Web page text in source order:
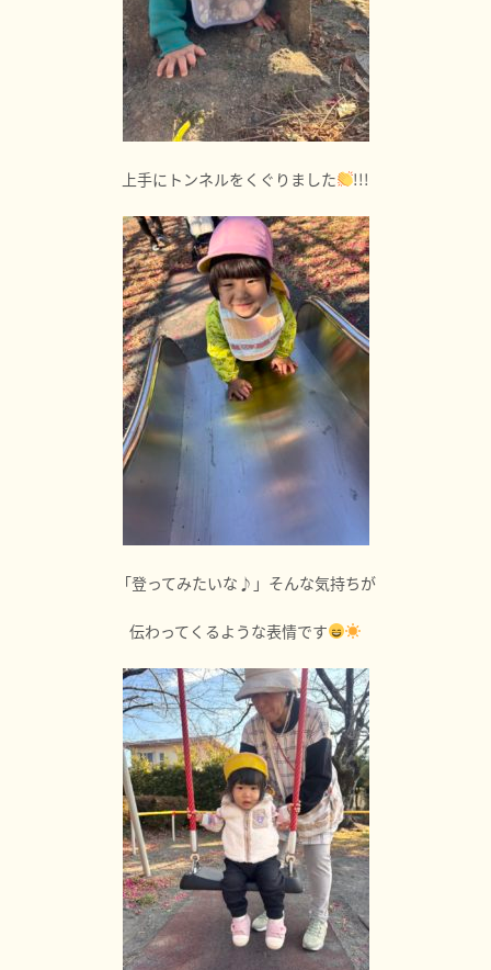
上手にトンネルをくぐりました !!!
「登ってみたいな♪」そんな気持ちが
伝わってくるような表情です